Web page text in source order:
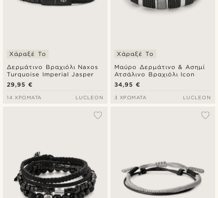
Δερμάτινο Βραχιόλι Naxos
Turquoise Imperial Jasper
Χάραξέ Το
29,95 €
14 ΧΡΏΜΑΤΑ LUCLEON
Μαύρο Δερμάτινο & Ασημί
Ατσάλινο Βραχιόλι Icon
Χάραξέ Το
34,95 €
3 ΧΡΏΜΑΤΑ LUCLEON